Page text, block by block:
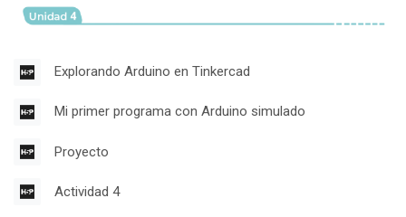
Explorando Arduino en Tinkercad
Mi primer programa con Arduino simulado
Proyecto
Actividad 4Contenido Interactivo